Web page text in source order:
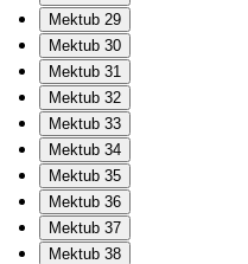
Mektub 29
Mektub 30
Mektub 31
Mektub 32
Mektub 33
Mektub 34
Mektub 35
Mektub 36
Mektub 37
Mektub 38